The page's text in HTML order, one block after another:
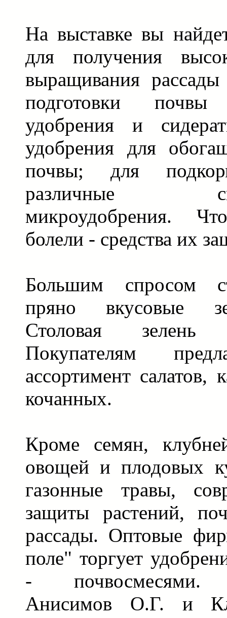
На выставке вы
для получения
выращивания
подготовки
удобрения и
удобрения для
почвы; для
различные
микроудобрения.
болели - средства их
Большим спросом
пряно вкусовые
Столовая зелень
Покупателям
ассортимент салатов,
кочанных.
Кроме семян,
овощей и плодовых
газонные травы,
защиты растений,
рассады. Оптовые
поле" торгует
- почвосмесями.
Анисимов О.Г. и